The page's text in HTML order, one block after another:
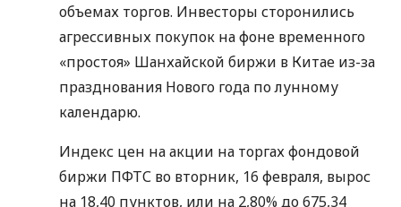
объемах торгов. Инвесторы сторонились
агрессивных покупок на фоне временного
«простоя» Шанхайской биржи в Китае из-за
празднования Нового года по лунному
календарю.
Индекс цен на акции на торгах фондовой
биржи ПФТС во вторник, 16 февраля, вырос
на 18,40 пунктов, или на 2,80% до 675,34